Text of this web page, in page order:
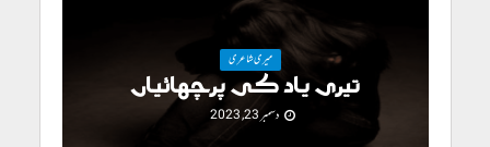
میری شاعری
تیری یاد کی پرچھائیاں
دسمبر 23, 2023